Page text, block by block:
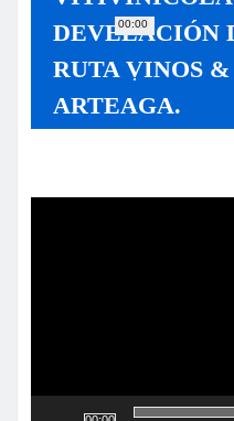
00:00
DEVELACIÓN
RUTA VINOS
ARTEAGA.